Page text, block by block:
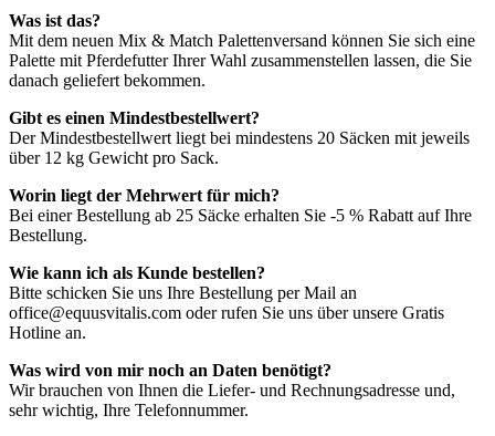
Was ist das?
Mit dem neuen Mix & Match Palettenversand können Sie sich eine
Palette mit Pferdefutter Ihrer Wahl zusammenstellen lassen, die Sie
danach geliefert bekommen.
Gibt es einen Mindestbestellwert?
Der Mindestbestellwert liegt bei mindestens 20 Säcken mit jeweils
über 12 kg Gewicht pro Sack.
Worin liegt der Mehrwert für mich?
Bei einer Bestellung ab 25 Säcke erhalten Sie -5 % Rabatt auf Ihre
Bestellung.
Wie kann ich als Kunde bestellen?
Bitte schicken Sie uns Ihre Bestellung per Mail an
office@equusvitalis.com oder rufen Sie uns über unsere Gratis
Hotline an.
Was wird von mir noch an Daten benötigt?
Wir brauchen von Ihnen die Liefer- und Rechnungsadresse und,
sehr wichtig, Ihre Telefonnummer.